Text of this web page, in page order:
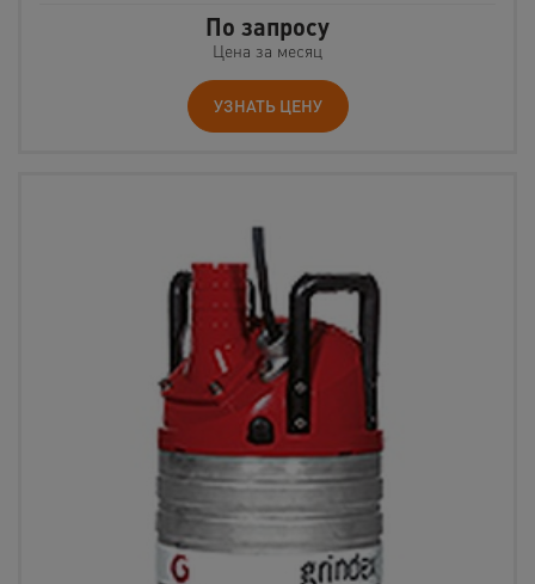
По запросу
Цена за месяц
УЗНАТЬ ЦЕНУ